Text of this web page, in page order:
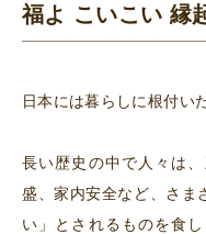
福よ こいこい 縁
日本には暮らしに根付い
長い歴史の中で人々は
盛、家内安全など、さま
い」とされるものを食